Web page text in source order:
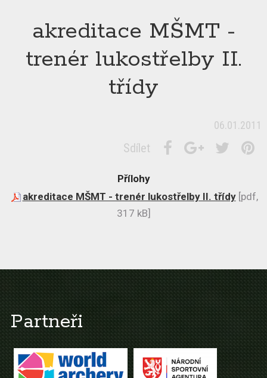
akreditace MŠMT -
trenér lukostřelby II.
třídy
06.01.2011
Sdílet
Přílohy
akreditace MŠMT - trenér lukostřelby II. třídy[pdf,
317 kB]
Partneři